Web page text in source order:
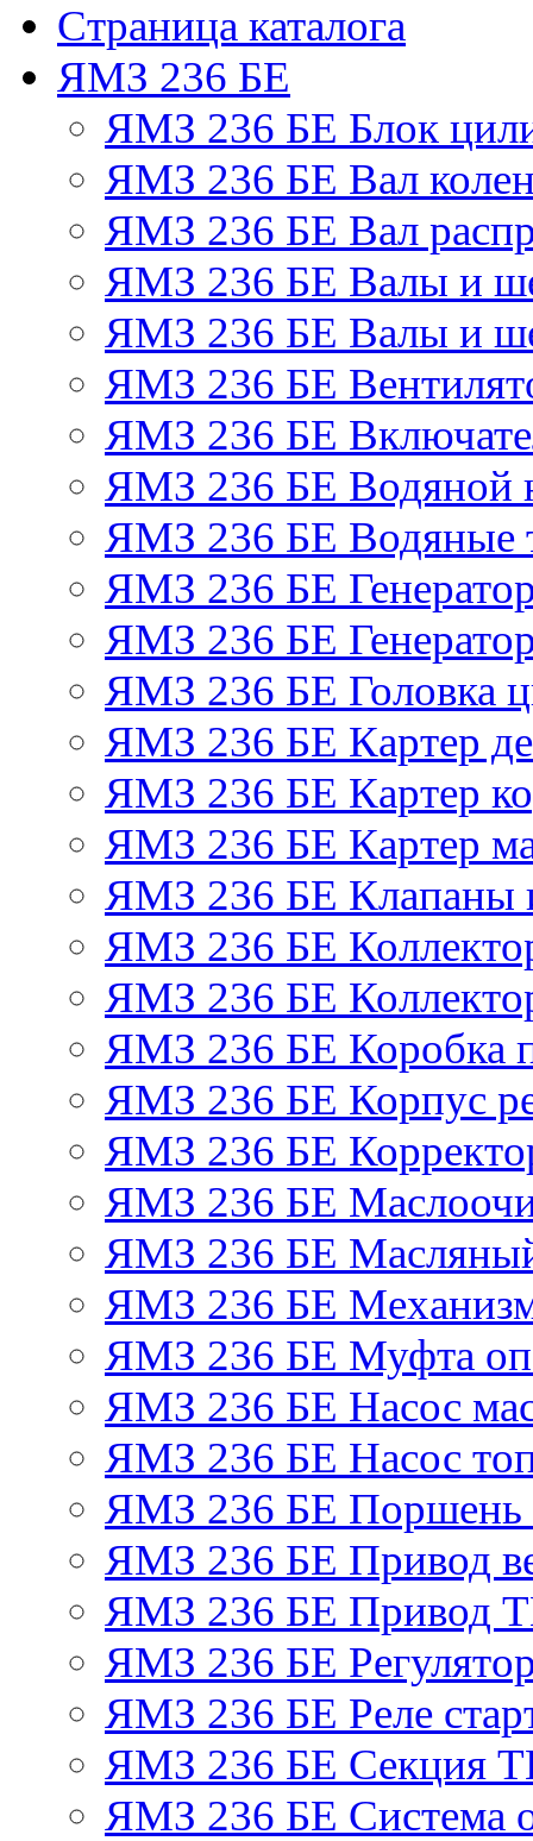
Страница каталога
ЯМЗ 236 БЕ
ЯМЗ 236 БЕ Блок
ЯМЗ 236 БЕ Вал
ЯМЗ 236 БЕ Вал
ЯМЗ 236 БЕ Валы и
ЯМЗ 236 БЕ Валы и
ЯМЗ 236 БЕ
ЯМЗ 236 БЕ
ЯМЗ 236 БЕ Водяной
ЯМЗ 236 БЕ Водяные
ЯМЗ 236 БЕ
ЯМЗ 236 БЕ
ЯМЗ 236 БЕ Головка
ЯМЗ 236 БЕ Картер
ЯМЗ 236 БЕ Картер
ЯМЗ 236 БЕ Картер
ЯМЗ 236 БЕ Клапаны
ЯМЗ 236 БЕ
ЯМЗ 236 БЕ
ЯМЗ 236 БЕ Коробка
ЯМЗ 236 БЕ Корпус
ЯМЗ 236 БЕ
ЯМЗ 236 БЕ
ЯМЗ 236 БЕ Масляный
ЯМЗ 236 БЕ Механизм
ЯМЗ 236 БЕ Муфта
ЯМЗ 236 БЕ Насос
ЯМЗ 236 БЕ Насос
ЯМЗ 236 БЕ Поршень
ЯМЗ 236 БЕ Привод
ЯМЗ 236 БЕ Привод
ЯМЗ 236 БЕ
ЯМЗ 236 БЕ Реле
ЯМЗ 236 БЕ Секция
ЯМЗ 236 БЕ Система